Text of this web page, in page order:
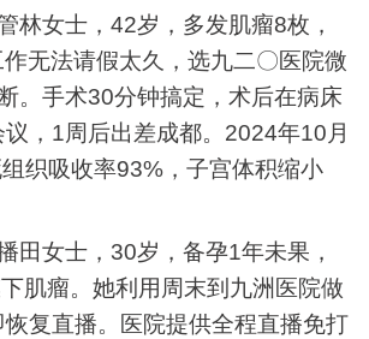
林女士，42岁，多发肌瘤8枚，
无法请假太久，选九二〇医院微
。手术30分钟搞定，术后在病床
议，1周后出差成都。2024年10月
织吸收率93%，子宫体积缩小
田女士，30岁，备孕1年未果，
肌瘤。她利用周末到九洲医院做
复直播。医院提供全程直播免打